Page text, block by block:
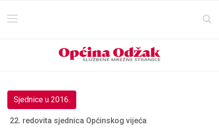
Sjednice u 2016.
22. redovita sjednica Općinskog vijeća